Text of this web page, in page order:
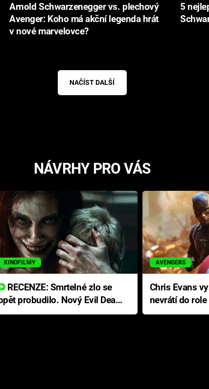
Arnold Schwarzenegger vs. plechový
Avenger: Koho má akční legenda hrát
v nové marvelovce?
5
NAČÍST DALŠÍ
NÁVRHY PRO VÁS
KINOFILMY
RECENZE: Smrtelné zlo se
probudilo. Nový Evil Dead
s neodolatelnou
AVENGERS
Chris Evans
nevrátí do
Ameriky